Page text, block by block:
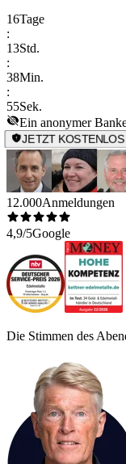
16Tage
:
13Std.
:
38Min.
:
55Sek.
Ein anonymer
JETZT
12.000Anmeldungen
4,9/5Google
Die Stimmen des